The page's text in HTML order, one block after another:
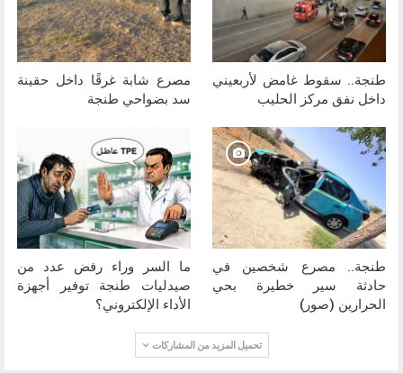
طنجة.. سقوط غامض لأربعيني
داخل نفق مركز الحليب
مصرع شابة غرقًا داخل حقينة
سد بضواحي طنجة
طنجة.. مصرع شخصين في
حادثة سير خطيرة بحي
الحرارين (صور)
ما السر وراء رفض عدد من
صيدليات طنجة توفير أجهزة
الأداء الإلكتروني؟
تحميل المزيد من المشاركات